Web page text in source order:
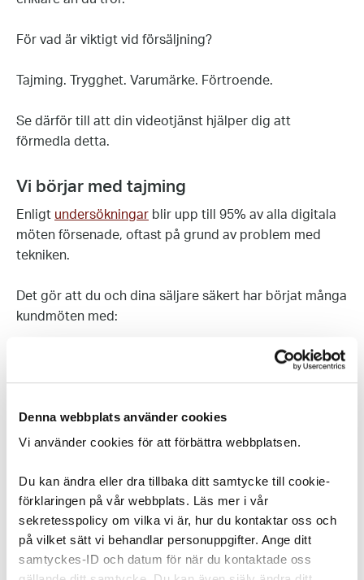
Denna webbplats använder cookies
Vi använder cookies för att förbättra webbplatsen.
Du kan ändra eller dra tillbaka ditt samtycke till cookie-
förklaringen på vår webbplats. Läs mer i vår
sekretesspolicy om vilka vi är, hur du kontaktar oss och
på vilket sätt vi behandlar personuppgifter. Ange ditt
samtyckes-ID och datum för när du kontaktade oss
För vad är viktigt vid försäljning?
Tajming. Trygghet. Varumärke. Förtroende.
Se därför till att din videotjänst hjälper dig att
förmedla detta.
Vi börjar med tajming
Enligt undersökningar blir upp till 95% av alla digitala
möten försenade, oftast på grund av problem med
tekniken.
Det gör att du och dina säljare säkert har börjat många
kundmöten med:
”Hallå?”
Ingen bra start.
Faktum är att ungefär 30% av tillfrågade säljare menar
att deras videokonferensutrustning hindrar dem från
att göra ett bra jobb. Inte tvärtom.